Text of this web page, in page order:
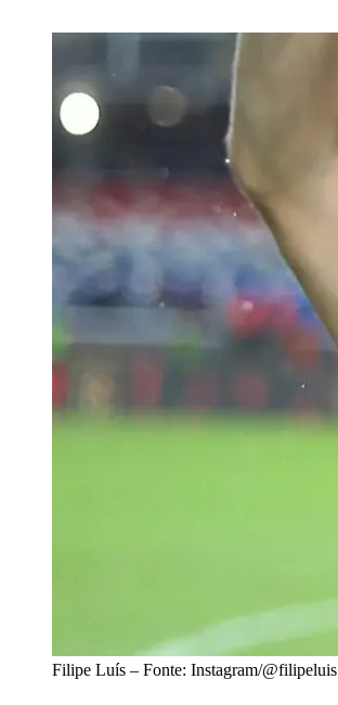
Filipe Luís – Fonte: Instagram/@filipeluis